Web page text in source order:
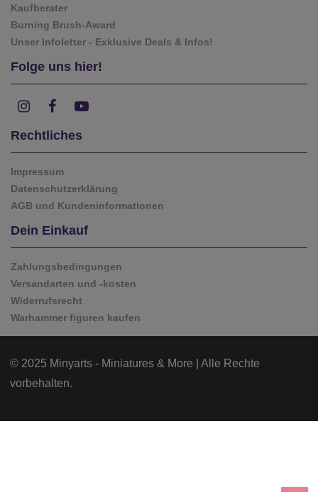
Kaufberater
Burning Brush-Award
Unser Infoletter - Exklusive Deals & Infos!
Folge uns hier!
Rechtliches
Impressum
Datenschutzerklärung
AGB und Kundeninformationen
Dein Einkauf
Zahlungsbedingungen
Versandarten und -kosten
Widerrufsrecht
Warhammer figuren kaufen
© 2025 Minyarts - Miniatures & More | Alle Rechte
vorbehalten.